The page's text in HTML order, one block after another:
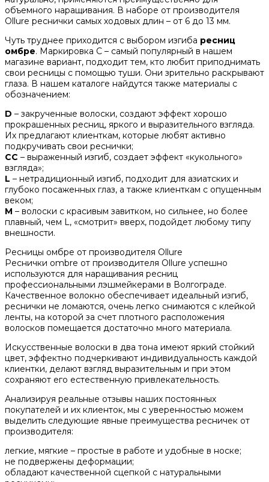
объемного наращивания. В наборе от производителя
Ollure реснички самых ходовых длин – от 6 до 13 мм.
Чуть труднее приходится с выбором изгиба ресниц
омбре. Маркировка С – самый популярный в нашем
магазине вариант, подходит тем, кто любит приподнимать
свои ресницы с помощью туши. Они зрительно раскрывают
глаза. В нашем каталоге найдутся также материалы с
обозначением:
D – закрученные волоски, создают эффект хорошо
прокрашенных ресниц, яркого и выразительного взгляда.
Их предлагают клиенткам, которые любят активно
подкручивать свои реснички;
СС – выраженный изгиб, создает эффект «кукольного»
взгляда»;
L – нетрадиционный изгиб, подходит для азиатских и
глубоко посаженных глаз, а также клиенткам с опущенным
веком;
М – волоски с красивым завитком, но сильнее, но более
плавный, чем L, «смотрит» вверх, подойдет любому типу
внешности.
Ресницы омбре от производителя Ollure
Реснички ombre от производителя Ollure успешно
используются для наращивания ресниц
профессиональными лэшмейкерами в Волгограде.
Качественное волокно обеспечивает идеальный изгиб,
реснички не ломаются, очень легко снимаются с клейкой
ленты, на которой за счет плотного расположения
волосков помещается достаточно много материала.
Искусственные волоски в два тона имеют яркий стойкий
цвет, эффектно подчеркивают индивидуальность каждой
клиентки, делают взгляд выразительным и при этом
сохраняют его естественную привлекательность.
Анализируя реальные отзывы наших постоянных
покупателей и их клиенток, мы с уверенностью можем
выделить следующие явные преимущества ресничек от
производителя:
легкие, мягкие – простые в работе и удобные в носке;
не подвержены деформации;
обладают качественной сцепкой с натуральными